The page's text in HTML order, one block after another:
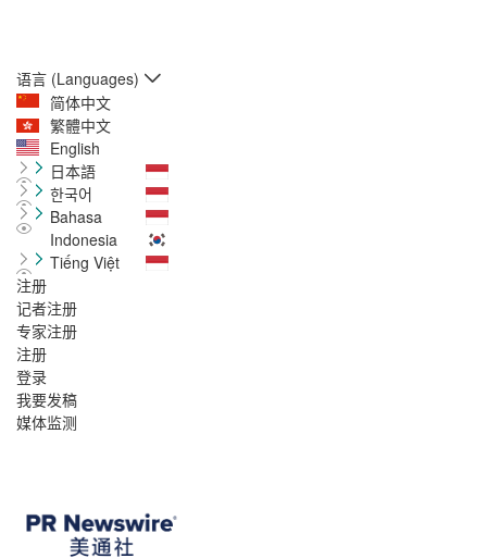
语言 (Languages)
简体中文
繁體中文
English
日本語
한국어
Bahasa
Indonesia
Tiếng Việt
注册
记者注册
专家注册
注册
登录
我要发稿
媒体监测